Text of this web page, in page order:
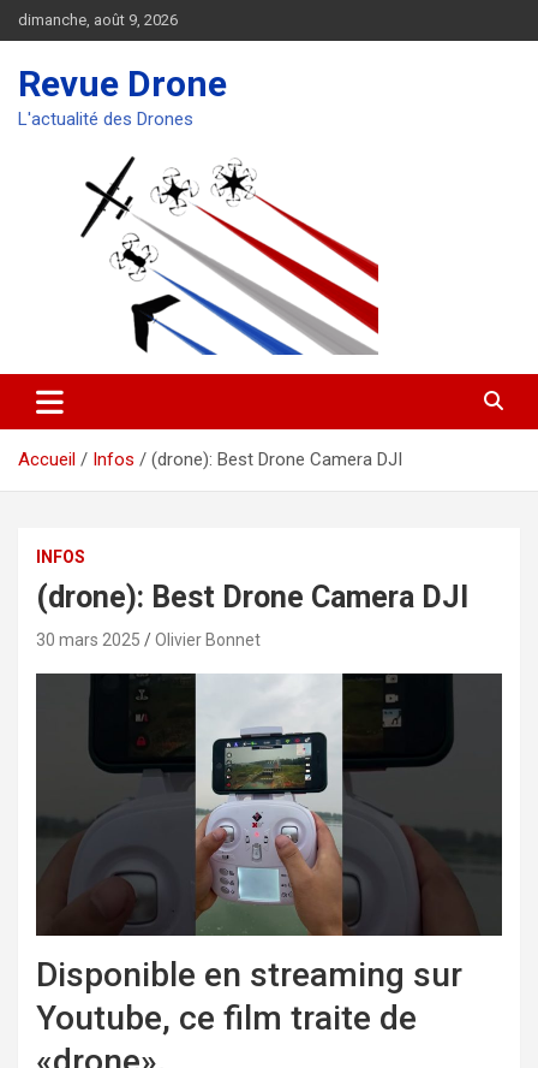
Aller
au
dimanche, août 9, 2026
Revue Drone
L'actualité des Drones
Accueil Infos (drone): Best Drone Camera DJI
INFOS
(drone): Best Drone Camera DJI
30 mars 2025 Olivier Bonnet
Disponible en streaming sur
Youtube, ce film traite de